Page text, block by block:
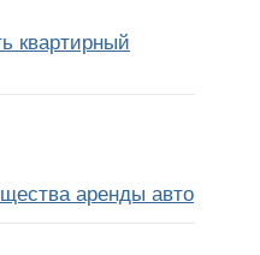
квартирный
аренды авто